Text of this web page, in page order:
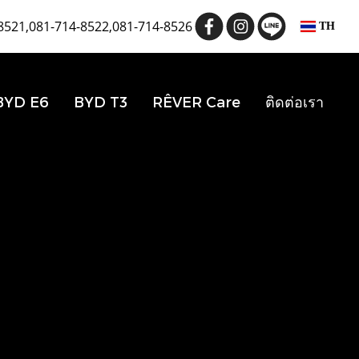
714-8522,081-714-8526 TH
E6 BYD T3 RÊVER Care ติดต่อเรา